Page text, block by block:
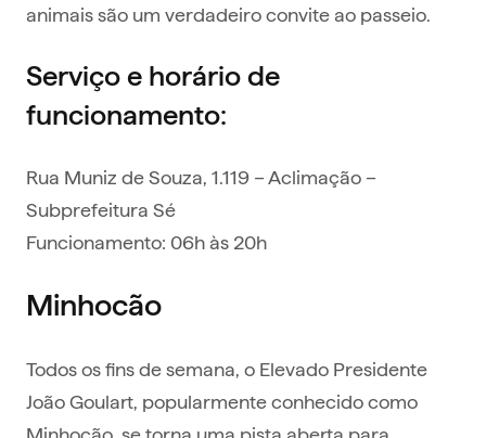
animais são um verdadeiro convite ao passeio.
Serviço e horário de
funcionamento:
Rua Muniz de Souza, 1.119 – Aclimação –
Subprefeitura Sé
Funcionamento: 06h às 20h
Minhocão
Todos os fins de semana, o Elevado Presidente
João Goulart, popularmente conhecido como